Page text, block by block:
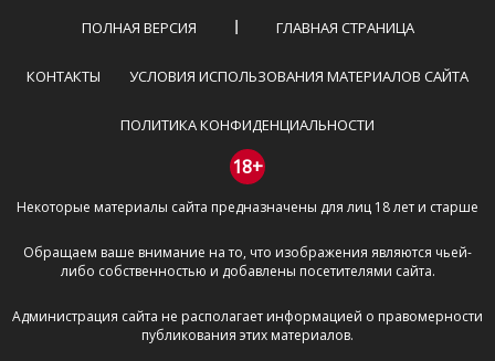
эмоциональных высказываний.
Не стоит отклоняться от предмета обсуждения.
Пожалуйста, не используйте в комментарие
призывы к насилию и высказывания,
направленные на разжигание расовой,
межнациональной и религиозной розни —
пожалейте наших модераторов, они кстати
очень славные ребята, поверьте.
буквами.
Не копируйте рецензии с других сайтов, нам
важно именно ваше мнение.
Не размещайте рекламу!
ПОЛНАЯ ВЕРСИЯ ГЛАВНАЯ СТРАНИЦА
КОНТАКТЫ УСЛОВИЯ ИСПОЛЬЗОВАНИЯ МАТЕРИАЛОВ САЙТА
ПОЛИТИКА КОНФИДЕНЦИАЛЬНОСТИ
18+
Некоторые материалы сайта предназначены для лиц 18 лет и старше
Обращаем ваше внимание на то, что изображения являются чьей-
либо собственностью и добавлены посетителями сайта.
Администрация сайта не располагает информацией о правомерности
публикования этих материалов.